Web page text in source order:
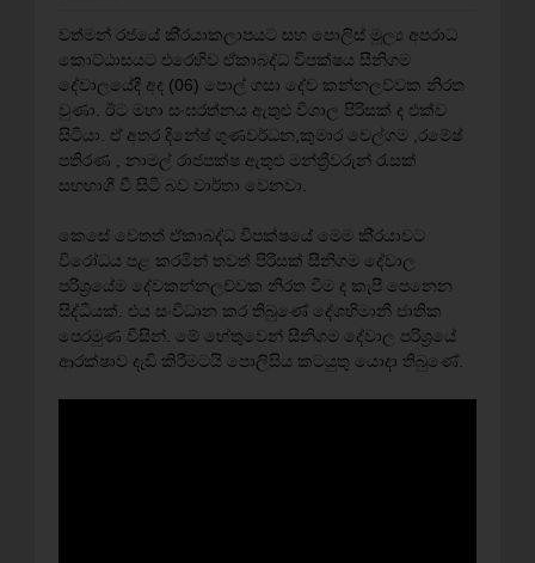
වත්මන් රජයේ කි‍්‍රයාකලාපයට සහ පොලිස් මූල්‍ය අපරාධ
කොට්ඨාසයට එරෙහිව ඒකාබද්ධ විපක්ෂය සීනිගම
දේවාලයේදී අද (06) පොල් ගසා දේව කන්නලව්වක නිරත
වුණා. ඊට මහා සංඝරත්නය ඇතුළු විශාල පිරිසක් ද එක්ව
සිටියා. ඒ අතර දිනේෂ් ගුණවර්ධන,කුමාර වෙල්ගම ,රමේෂ්
පතිරණ , නාමල් රාජපක්ෂ ඇතුළු මන්ත්‍රීවරුන් රැසක්
සහභාගී වී සිටි බව වාර්තා වෙනවා.
කෙසේ වෙතත් ඒකාබද්ධ විපක්ෂයේ මෙම කි‍්‍රයාවට
විරෝධය පළ කරමින් තවත් පිරිසක් සීනිගම දේවාල
පරිශ‍්‍රයේම දේවකන්නලව්වක නිරත වීම ද කැපී පෙනෙන
සිද්ධියක්. එය සංවිධාන කර තිබුණේ දේශභිමානී ජාතික
පෙරමුණ විසින්. මේ හේතුවෙන් සීනිගම දේවාල පරිශ‍්‍රයේ
ආරක්ෂාව දැඩි කිරීමටයි පොලිසිය කටයුතු යොදා තිබුණේ.